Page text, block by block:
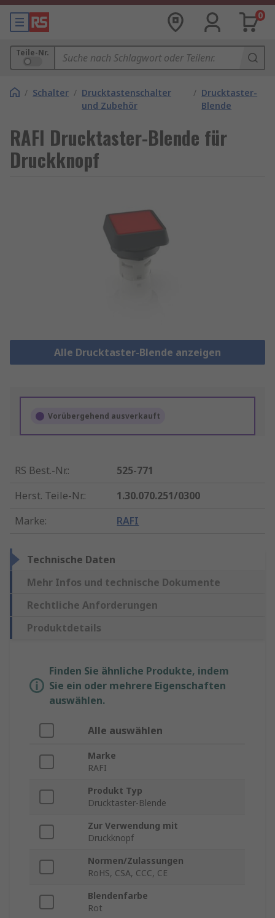
0
Teile-Nr.
/ Schalter / Drucktastenschalter
und Zubehör
/ Drucktaster-
Blende
RAFI Drucktaster-Blende für
Druckknopf
Alle Drucktaster-Blende anzeigen
Vorübergehend ausverkauft
RS Best.-Nr.:
525-771
Herst. Teile-Nr.:
1.30.070.251/0300
Marke: RAFI
Technische Daten
Mehr Infos und technische Dokumente
Rechtliche Anforderungen
Produktdetails
Finden Sie ähnliche Produkte, indem
Sie ein oder mehrere Eigenschaften
auswählen.
Alle auswählen
Marke
RAFI
Produkt Typ
Drucktaster-Blende
Zur Verwendung mit
Druckknopf
Normen/Zulassungen
RoHS, CSA, CCC, CE
Blendenfarbe
Rot